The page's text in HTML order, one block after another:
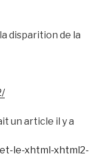
disparition de la
un article il y a
le-xhtml-xhtml2-